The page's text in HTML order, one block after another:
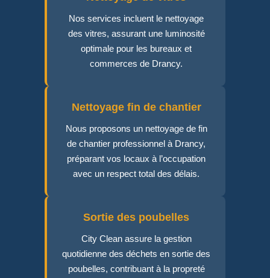
Nos services incluent le nettoyage
des vitres, assurant une luminosité
optimale pour les bureaux et
commerces de Drancy.
Nettoyage fin de chantier
Nous proposons un nettoyage de fin
de chantier professionnel à Drancy,
préparant vos locaux à l’occupation
avec un respect total des délais.
Sortie des poubelles
City Clean assure la gestion
quotidienne des déchets en sortie des
poubelles, contribuant à la propreté